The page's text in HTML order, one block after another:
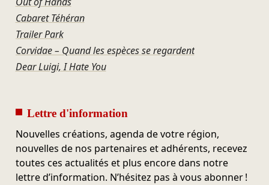
Cabaret Téhéran
Trailer Park
Corvidae – Quand les espèces se regardent
Dear Luigi, I Hate You
Lettre d'information
Nouvelles créations, agenda de votre région,
nouvelles de nos partenaires et adhérents, recevez
toutes ces actualités et plus encore dans notre
lettre d’information. N’hésitez pas à vous abonner !